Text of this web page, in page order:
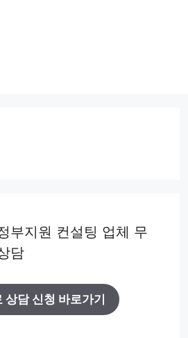
부지원 컨설팅 업체 무
담
상담 신청 바로가기